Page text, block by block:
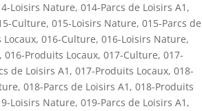
Loisirs Nature, 014-Parcs de Loisirs A1 ,
Culture, 015-Loisirs Nature, 015-Parcs de
Locaux, 016-Culture, 016-Loisirs Nature,
, 016-Produits Locaux, 017-Culture, 017-
de Loisirs A1 , 017-Produits Locaux, 018-
, 018-Parcs de Loisirs A1 , 018-Produits
Loisirs Nature, 019-Parcs de Loisirs A1 ,